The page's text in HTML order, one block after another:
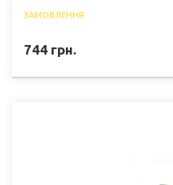
ЗАМОВЛЕННЯ
744 грн.